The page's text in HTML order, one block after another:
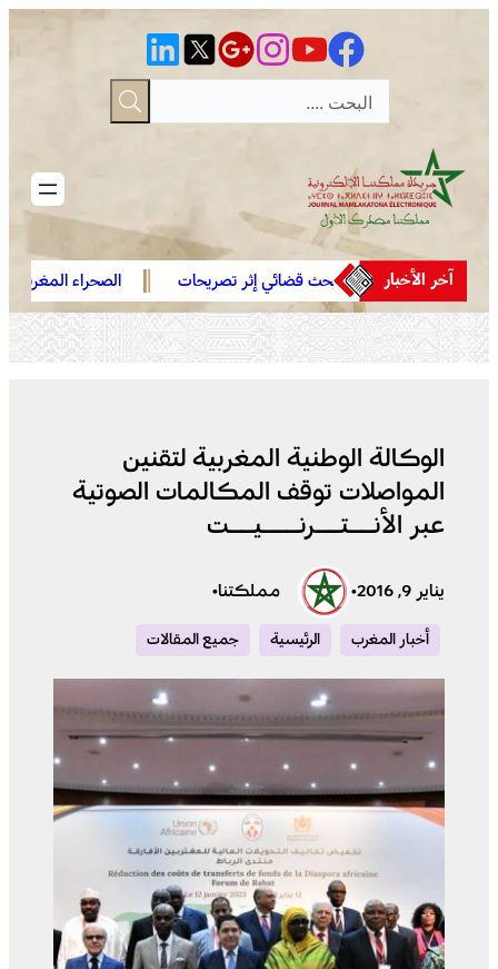
آخر الأخبار
.. فتح بحث قضائي إثر تصريحات
زائفة مرتبطة بمحاولة للهجرة
النظامية
الصحراء المغربية .. كولومبيا
صحرائه
الوكالة الوطنية المغربية لتقنين
المواصلات توقف المكالمات الصوتية
عبر الأنــتــرنـــيــت
يناير 9, 2016 • مملكتنا•
أخبار المغرب الرئيسية جميع المقالات